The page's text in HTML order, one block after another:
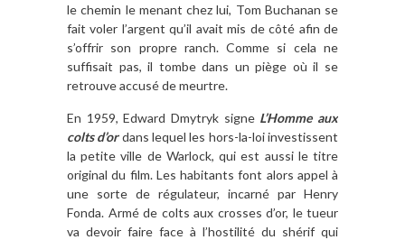
le chemin le menant chez lui, Tom Buchanan se
fait voler l’argent qu’il avait mis de côté afin de
s’offrir son propre ranch. Comme si cela ne
suffisait pas, il tombe dans un piège où il se
retrouve accusé de meurtre.
En 1959, Edward Dmytryk signe L’Homme aux
colts d’ordans lequel les hors-la-loi investissent
la petite ville de Warlock, qui est aussi le titre
original du film. Les habitants font alors appel à
une sorte de régulateur, incarné par Henry
Fonda. Armé de colts aux crosses d’or, le tueur
va devoir faire face à l’hostilité du shérif qui